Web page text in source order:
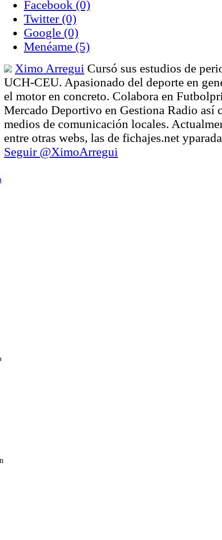
Facebook (0)
Twitter (0)
Google (0)
Menéame (5)
Ximo Arregui Cursó sus estudios de
UCH-CEU. Apasionado del deporte en
el motor en concreto. Colabora en
Mercado Deportivo en Gestiona Radio así
medios de comunicación locales.
entre otras webs, las de fichajes.net
Seguir @XimoArregui